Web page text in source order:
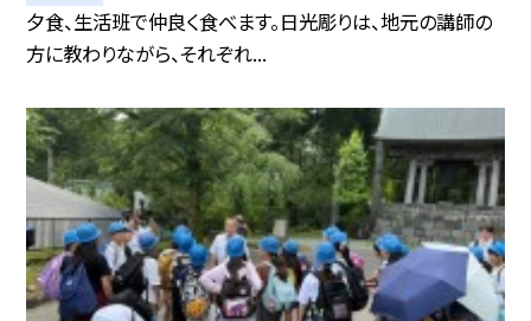
夕食、生活班で仲良く食べます。日光彫りは、地元の講師の
方に教わりながら、それぞれ...